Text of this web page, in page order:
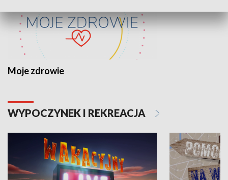
Moje zdrowie
WYPOCZYNEK I REKREACJA